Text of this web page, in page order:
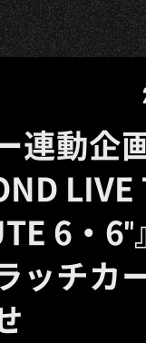
連動企
6・
ッチカ